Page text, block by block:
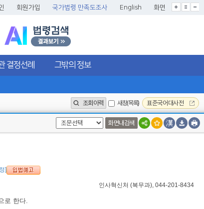
회원가입 국가법령 만족도조사 English 화면
기확대
기확대초기화
기축소
결정선례 그밖의 정보
조회이력 새창(목록) 표준국어대사전
화면내검색
]
인사혁신처 (복무과), 044-201-8434
로 한다.